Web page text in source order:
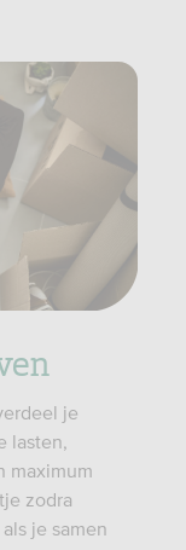
je
lasten,
maximum
zodra
je samen